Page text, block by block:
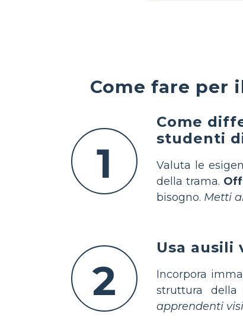
Come fare per
1
Come
studenti
Valuta le
della trama.
bisogno. Metti
2
Usa ausili
Incorpora
struttura della
apprendenti